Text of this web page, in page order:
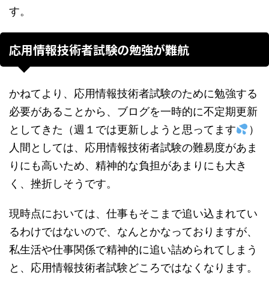
す。
応用情報技術者試験の勉強が難航
かねてより、応用情報技術者試験のために勉強する
必要があることから、ブログを一時的に不定期更新
としてきた（週１では更新しようと思ってます
）
人間としては、応用情報技術者試験の難易度があま
りにも高いため、精神的な負担があまりにも大き
く、挫折しそうです。
現時点においては、仕事もそこまで追い込まれてい
るわけではないので、なんとかなっておりますが、
私生活や仕事関係で精神的に追い詰められてしまう
と、応用情報技術者試験どころではなくなります。